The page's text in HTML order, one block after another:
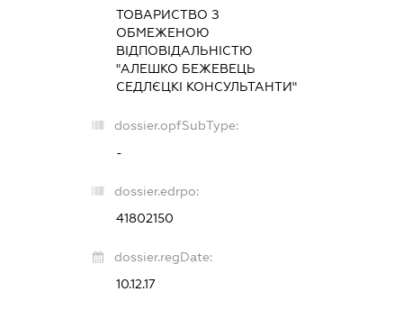
ТОВАРИСТВО З
ОБМЕЖЕНОЮ
ВІДПОВІДАЛЬНІСТЮ
"АЛЕШКО БЕЖЕВЕЦЬ
СЕДЛЄЦКІ КОНСУЛЬТАНТИ"
dossier.opfSubType:
-
dossier.edrpo:
41802150
dossier.regDate:
10.12.17